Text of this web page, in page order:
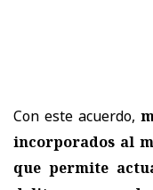
Con este acuerdo,
incorporados al
que permite